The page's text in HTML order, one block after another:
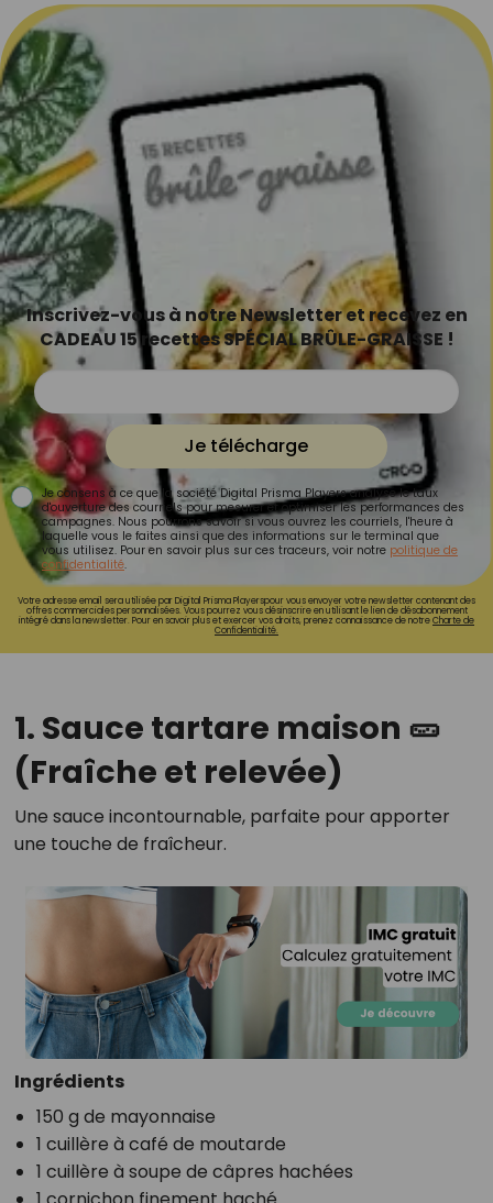
Inscrivez-vous à notre Newsletter et recevez en
CADEAU 15 recettes SPÉCIAL BRÛLE-GRAISSE !
Je télécharge
Je consens à ce que la société Digital Prisma Players analyse le taux
d'ouverture des courriels pour mesurer et optimiser les performances des
campagnes. Nous pourrons savoir si vous ouvrez les courriels, l'heure à
laquelle vous le faites ainsi que des informations sur le terminal que
vous utilisez. Pour en savoir plus sur ces traceurs, voir notre politique de
confidentialité.
Votre adresse email sera utilisée par Digital Prisma Playerspour vous envoyer votre newsletter contenant des
offres commerciales personnalisées. Vous pourrez vous désinscrire en utilisant le lien de désabonnement
intégré dans la newsletter. Pour en savoir plus et exercer vos droits, prenez connaissance de notreCharte de
Confidentialité.
1. Sauce tartare maison 🥒
(Fraîche et relevée)
Une sauce incontournable, parfaite pour apporter
une touche de fraîcheur.
Ingrédients
150 g de mayonnaise
1 cuillère à café de moutarde
1 cuillère à soupe de câpres hachées